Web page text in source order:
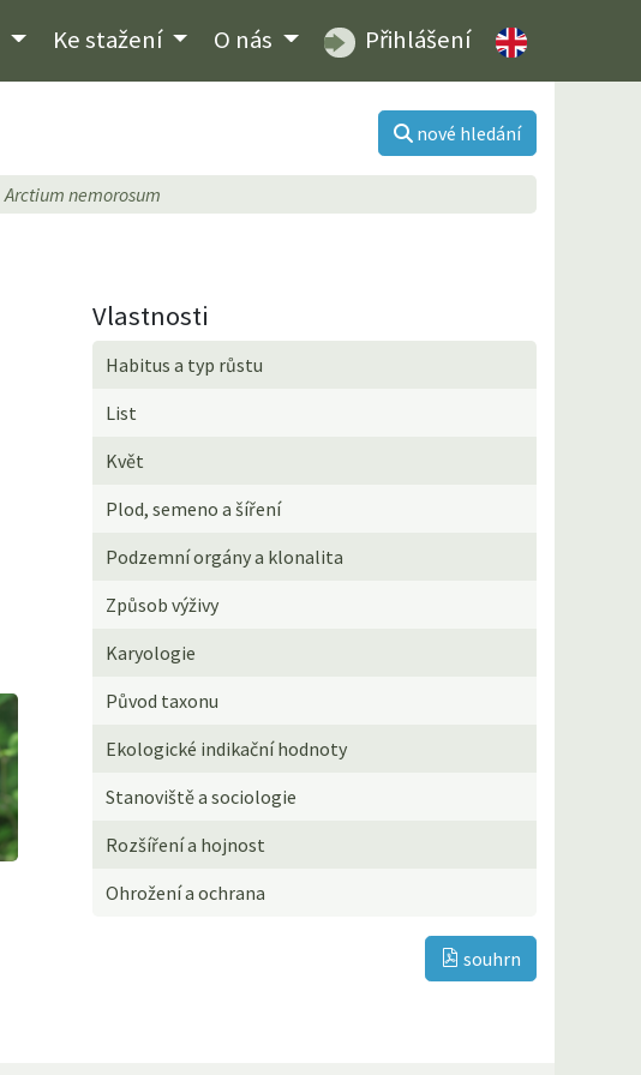
Ke stažení O nás Přihlášení
nové hledání
Arctium nemorosum
Vlastnosti
Habitus a typ růstu
List
Květ
Plod, semeno a šíření
Podzemní orgány a klonalita
Způsob výživy
Karyologie
Původ taxonu
Ekologické indikační hodnoty
Stanoviště a sociologie
Rozšíření a hojnost
Ohrožení a ochrana
souhrn